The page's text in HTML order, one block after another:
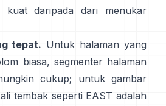
kuat daripada dari menukar
tepat. Untuk halaman yang
biasa, segmenter halaman
cukup; untuk gambar
tembak seperti EAST adalah